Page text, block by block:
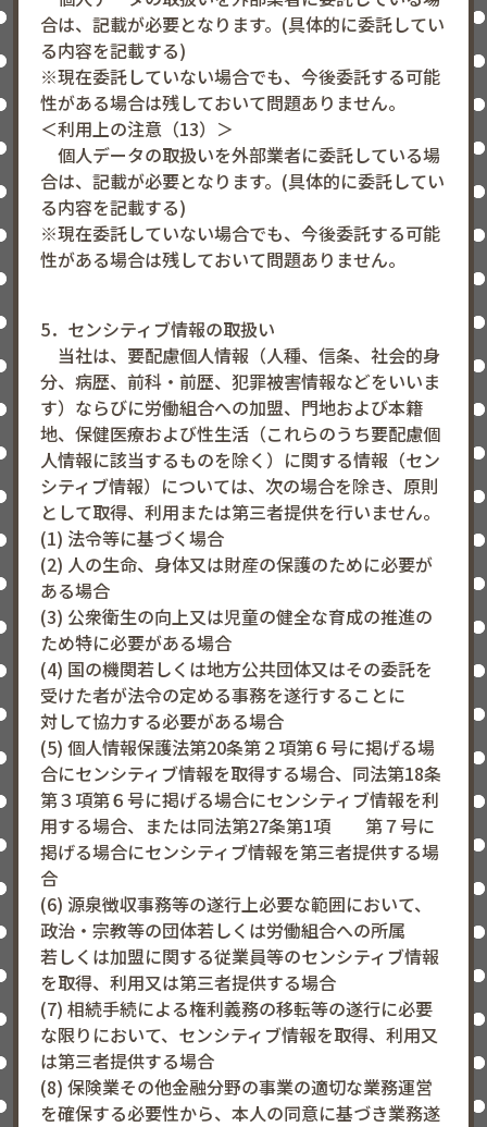
合は、記載が必要となります。(具体的に委託してい
る内容を記載する)
※現在委託していない場合でも、今後委託する可能
性がある場合は残しておいて問題ありません。
＜利用上の注意（13）＞
個人データの取扱いを外部業者に委託している場
合は、記載が必要となります。(具体的に委託してい
る内容を記載する)
※現在委託していない場合でも、今後委託する可能
性がある場合は残しておいて問題ありません。
5．センシティブ情報の取扱い
当社は、要配慮個人情報（人種、信条、社会的身
分、病歴、前科・前歴、犯罪被害情報などをいいま
す）ならびに労働組合への加盟、門地および本籍
地、保健医療および性生活（これらのうち要配慮個
人情報に該当するものを除く）に関する情報（セン
シティブ情報）については、次の場合を除き、原則
として取得、利用または第三者提供を行いません。
(1) 法令等に基づく場合
(2) 人の生命、身体又は財産の保護のために必要が
ある場合
(3) 公衆衛生の向上又は児童の健全な育成の推進の
ため特に必要がある場合
(4) 国の機関若しくは地方公共団体又はその委託を
受けた者が法令の定める事務を遂行することに
対して協力する必要がある場合
(5) 個人情報保護法第20条第２項第６号に掲げる場
合にセンシティブ情報を取得する場合、同法第18条
第３項第６号に掲げる場合にセンシティブ情報を利
用する場合、または同法第27条第1項 第７号に
掲げる場合にセンシティブ情報を第三者提供する場
合
(6) 源泉徴収事務等の遂行上必要な範囲において、
政治・宗教等の団体若しくは労働組合への所属
若しくは加盟に関する従業員等のセンシティブ情報
を取得、利用又は第三者提供する場合
(7) 相続手続による権利義務の移転等の遂行に必要
な限りにおいて、センシティブ情報を取得、利用又
は第三者提供する場合
(8) 保険業その他金融分野の事業の適切な業務運営
を確保する必要性から、本人の同意に基づき業務遂